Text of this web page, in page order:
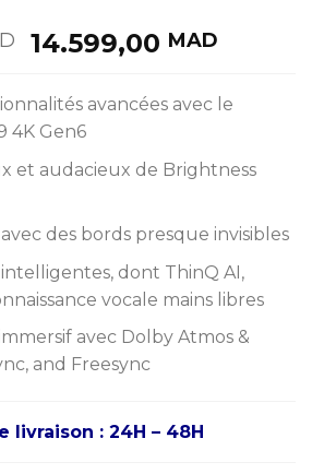
Le
initial
était :
15.999,00 MAD.
14.599,00 MAD
actuel
est :
avancées avec le
4K Gen6
et audacieux de Brightness
des bords presque invisibles
dont ThinQ AI,
vocale mains libres
avec Dolby Atmos &
and Freesync
livraison : 24H – 48H